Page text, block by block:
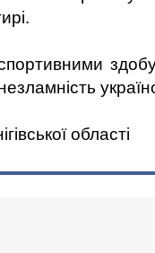
області